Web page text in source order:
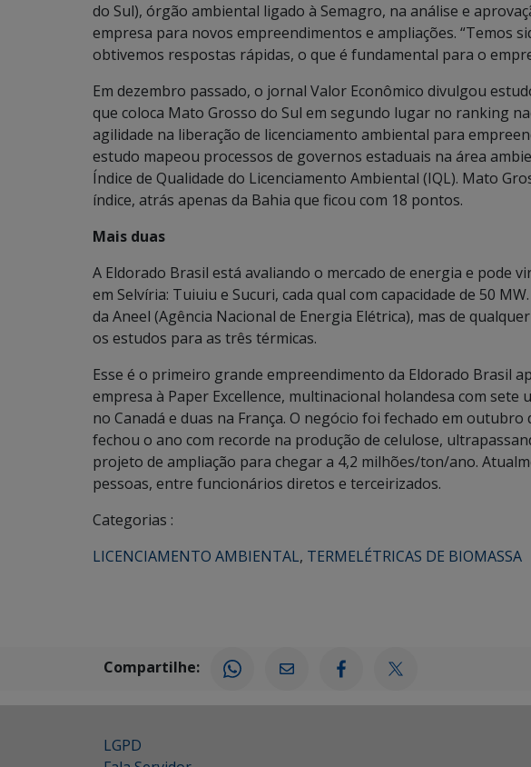
do Sul), órgão ambiental ligado à Semagro, na análise e
empresa para novos empreendimentos e ampliações. “Temos
obtivemos respostas rápidas, o que é fundamental para o
Em dezembro passado, o jornal Valor Econômico divulgou
que coloca Mato Grosso do Sul em segundo lugar no ranking
agilidade na liberação de licenciamento ambiental para
estudo mapeou processos de governos estaduais na área
Índice de Qualidade do Licenciamento Ambiental (IQL). Mato
índice, atrás apenas da Bahia que ficou com 18 pontos.
Mais duas
A Eldorado Brasil está avaliando o mercado de energia e pode
em Selvíria: Tuiuiu e Sucuri, cada qual com capacidade de 50
da Aneel (Agência Nacional de Energia Elétrica), mas de
os estudos para as três térmicas.
Esse é o primeiro grande empreendimento da Eldorado Brasil
empresa à Paper Excellence, multinacional holandesa com sete
no Canadá e duas na França. O negócio foi fechado em outubro
fechou o ano com recorde na produção de celulose,
projeto de ampliação para chegar a 4,2 milhões/ton/ano.
pessoas, entre funcionários diretos e terceirizados.
Categorias :
LICENCIAMENTO AMBIENTAL, TERMELÉTRICAS DE BIOMASSA
Compartilhe:
LGPD